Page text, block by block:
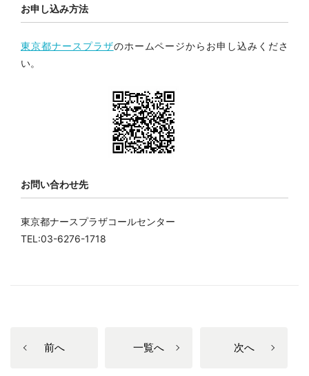
お申し込み方法
東京都ナースプラザのホームページからお申し込みくださ
い。
お問い合わせ先
東京都ナースプラザコールセンター
TEL:03-6276-1718
前へ 一覧へ 次へ